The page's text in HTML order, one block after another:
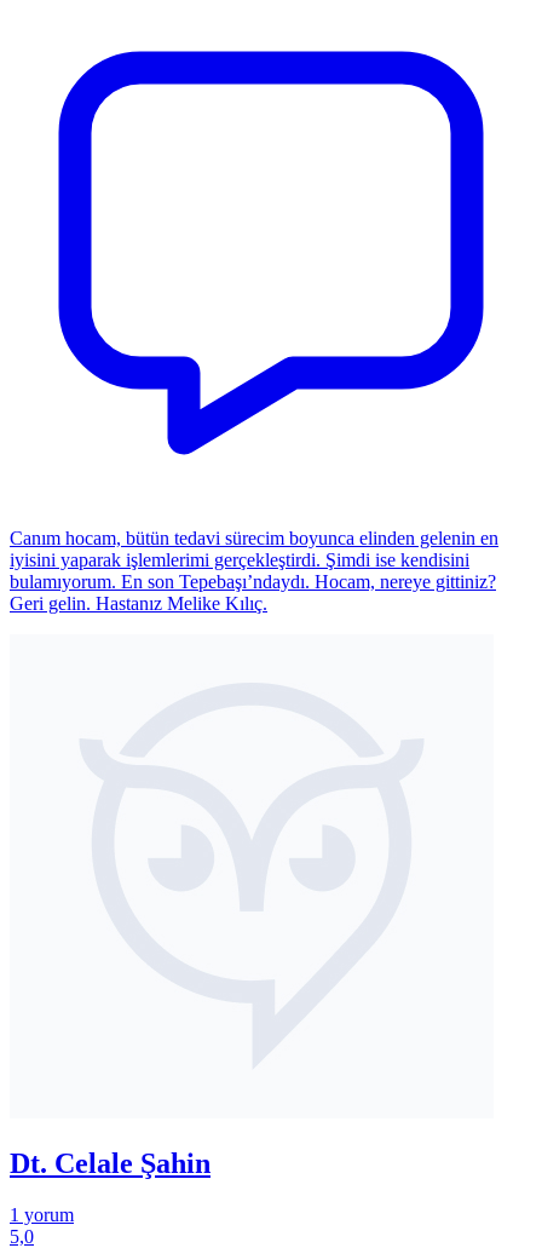
Canım hocam, bütün tedavi sürecim boyunca elinden gelenin en
iyisini yaparak işlemlerimi gerçekleştirdi. Şimdi ise kendisini
bulamıyorum. En son Tepebaşı’ndaydı. Hocam, nereye gittiniz?
Geri gelin. Hastanız Melike Kılıç.
Dt. Celale Şahin
1 yorum
5,0